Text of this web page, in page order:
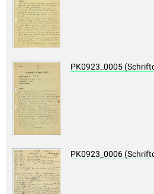
PK0923_0005
PK0923_0006